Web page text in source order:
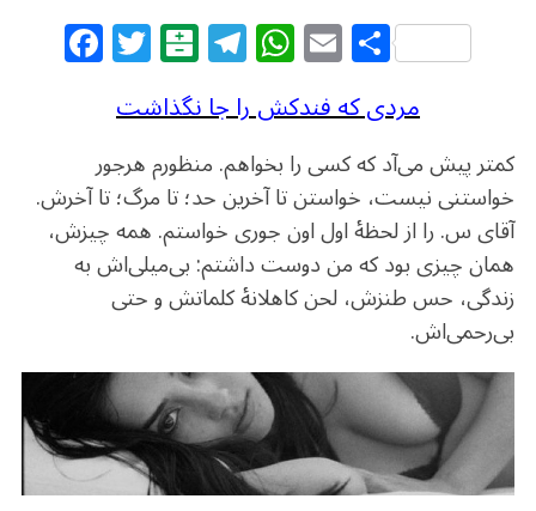
F
a
c
e
b
o
o
k
T
w
itt
e
r
B
al
at
ar
in
T
el
e
g
ra
m
W
h
at
s
A
p
p
E
m
ai
l
S
h
ar
e
مردی که فندکش را جا نگذاشت
کمتر پیش می‌آد که کسی را بخواهم. منظورم هرجور
خواستنی نیست، خواستن تا آخرین حد؛ تا مرگ؛ تا آخرش.
آقای س. را از لحظهٔ اول اون جوری خواستم. همه چیزش،‌‌
همان چیزی بود که من دوست داشتم: بی‌میلی‌اش به
زندگی، حس طنزش، لحن کاهلانهٔ کلماتش و حتی
بی‌رحمی‌اش.